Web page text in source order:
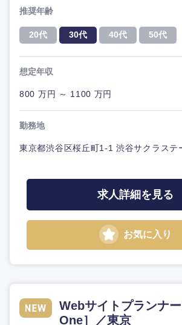
推奨年齢
20代 30代 40代 50代
想定年収
800 万円 ～ 1100 万円
勤務地
東京都渋谷区桜丘町1-1 渋谷サクラステ
求人詳細を見る
お気に入り
Webサイトプランナ
One］／東京